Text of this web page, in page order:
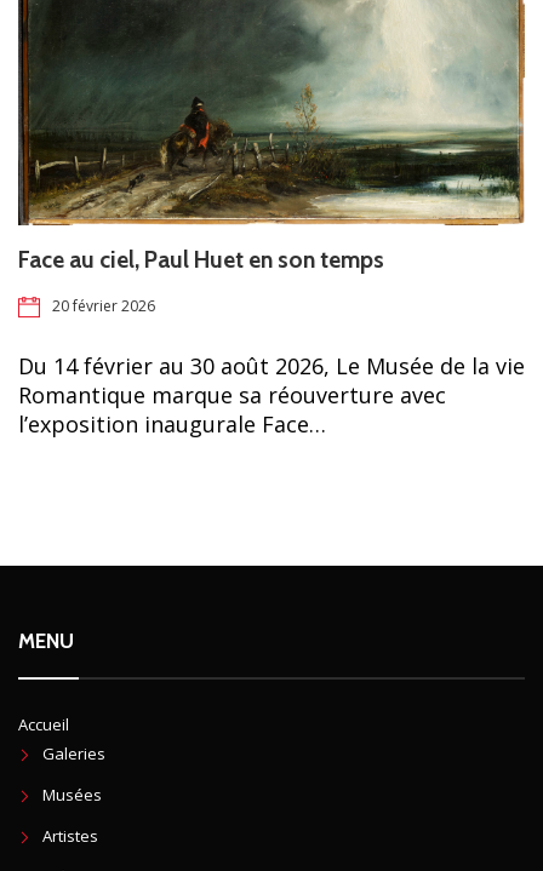
Face au ciel, Paul Huet en son temps
20 février 2026
Du 14 février au 30 août 2026, Le Musée de la vie
Romantique marque sa réouverture avec
l’exposition inaugurale Face…
MENU
Accueil
Galeries
Musées
Artistes